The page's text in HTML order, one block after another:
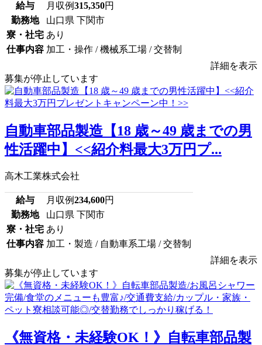
給与 月収例315,350円
勤務地
山口県 下関市
寮・社宅 あり
仕事内容 加工・操作 / 機械系工場 / 交替制
詳細を表示
募集が停止しています
自動車部品製造【18 歳～49 歳までの男
性活躍中】<<紹介料最大3万円プ...
高木工業株式会社
給与 月収例234,600円
勤務地
山口県 下関市
寮・社宅 あり
仕事内容 加工・製造 / 自動車系工場 / 交替制
詳細を表示
募集が停止しています
《無資格・未経験OK！》自転車部品製